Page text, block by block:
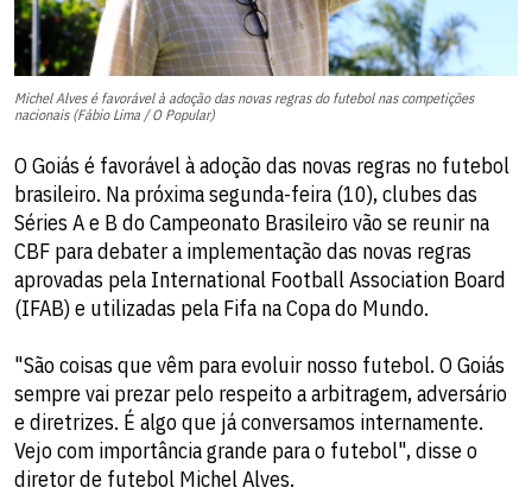
Michel Alves é favorável à adoção das novas regras do futebol nas competições
nacionais (Fábio Lima / O Popular)
O Goiás é favorável à adoção das novas regras no futebol
brasileiro. Na próxima segunda-feira (10), clubes das
Séries A e B do Campeonato Brasileiro vão se reunir na
CBF para debater a implementação das novas regras
aprovadas pela International Football Association Board
(IFAB) e utilizadas pela Fifa na Copa do Mundo.
"São coisas que vêm para evoluir nosso futebol. O Goiás
sempre vai prezar pelo respeito a arbitragem, adversário
e diretrizes. É algo que já conversamos internamente.
Vejo com importância grande para o futebol", disse o
diretor de futebol Michel Alves.